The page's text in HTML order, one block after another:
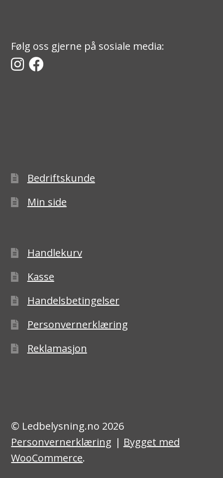
Følg oss gjerne på sosiale media:
Bedriftskunde
Min side
Handlekurv
Kasse
Handelsbetingelser
Personvernerklæring
Reklamasjon
© Ledbelysning.no 2026
Personvernerklæring
Bygget med
WooCommerce.